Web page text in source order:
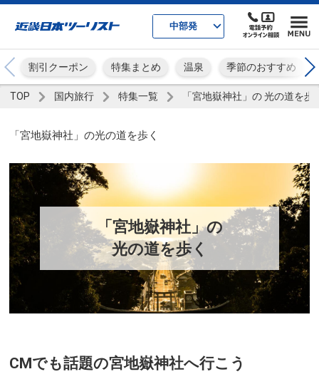
中部発
割引クーポン 特集まとめ 温泉 季節のおすすめ
TOP 国内旅行 特集一覧 「宮地嶽神社」の 光の道を歩
「宮地嶽神社」の光の道を歩く
「宮地嶽神社」の
光の道を歩く
CMでも話題の宮地嶽神社へ行こう